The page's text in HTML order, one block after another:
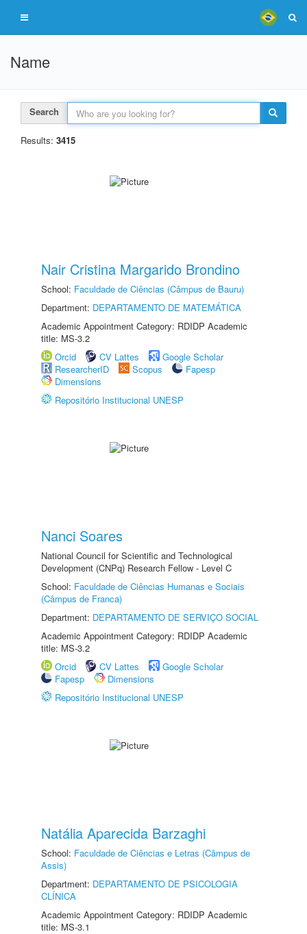
Name
Search
Results: 3415
Nair Cristina Margarido Brondino
School: Faculdade de Ciências (Câmpus de Bauru)
Department: DEPARTAMENTO DE MATEMÁTICA
Academic Appointment Category: RDIDP Academic
title: MS-3.2
Orcid
CV Lattes
Google Scholar
ResearcherID
Scopus
Fapesp
Dimensions
Repositório Institucional UNESP
Nanci Soares
National Council for Scientific and Technological
Development (CNPq) Research Fellow - Level C
School: Faculdade de Ciências Humanas e Sociais
(Câmpus de Franca)
Department: DEPARTAMENTO DE SERVIÇO SOCIAL
Academic Appointment Category: RDIDP Academic
title: MS-3.2
Orcid
CV Lattes
Google Scholar
Fapesp
Dimensions
Repositório Institucional UNESP
Natália Aparecida Barzaghi
School: Faculdade de Ciências e Letras (Câmpus de
Assis)
Department: DEPARTAMENTO DE PSICOLOGIA
CLÍNICA
Academic Appointment Category: RDIDP Academic
title: MS-3.1